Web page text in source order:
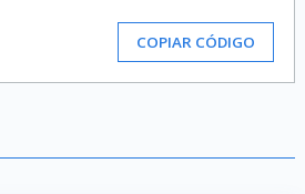
COPIAR CÓDIGO